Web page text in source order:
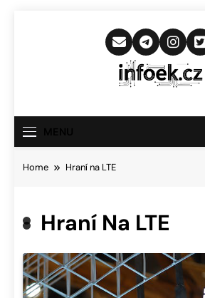
Home Hraní na LTE
Hraní Na LTE